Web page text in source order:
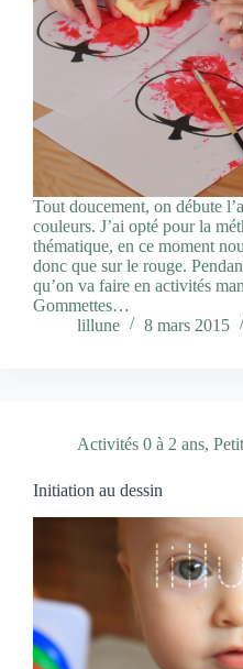
Tout doucement, on débute
couleurs. J’ai opté pour la
thématique, en ce moment
donc que sur le rouge.
qu’on va faire en activités
Gommettes…
lillune
8 mars 2015
Activités 0 à 2 ans,
Initiation au dessin